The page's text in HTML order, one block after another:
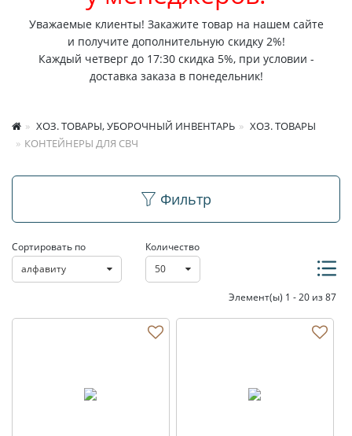
Уважаемые клиенты! Закажите товар на нашем сайте
и получите дополнительную скидку 2%!
Каждый четверг до 17:30 скидка 5%, при условии -
доставка заказа в понедельник!
ХОЗ. ТОВАРЫ, УБОРОЧНЫЙ ИНВЕНТАРЬ
ХОЗ. ТОВАРЫ
КОНТЕЙНЕРЫ ДЛЯ СВЧ
Контейнеры для СВЧ
Фильтр
Сортировать по
алфавиту
Количество
50
Элемент(ы) 1 - 20 из 87